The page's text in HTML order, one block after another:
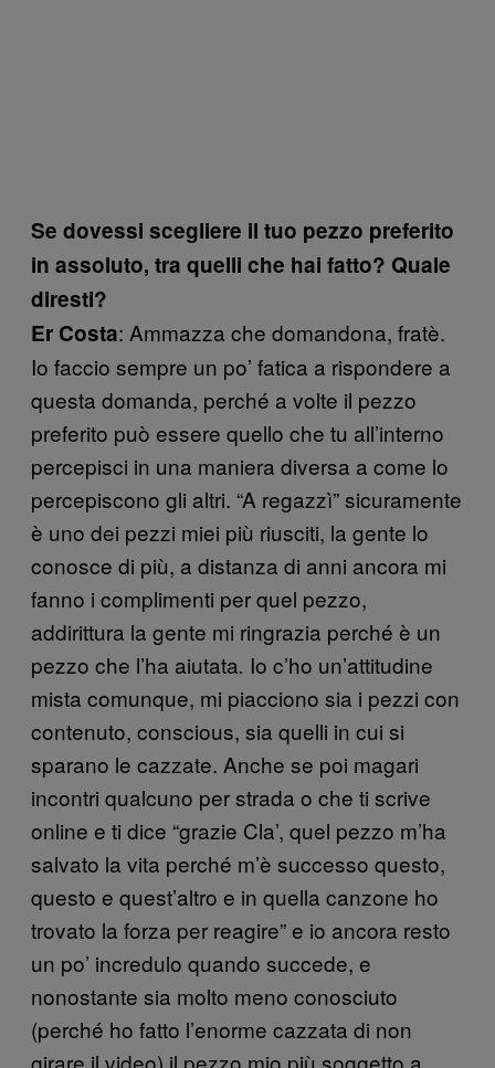
Se dovessi scegliere il tuo pezzo preferito
in assoluto, tra quelli che hai fatto? Quale
diresti?
Er Costa: Ammazza che domandona, fratè.
Io faccio sempre un po’ fatica a rispondere a
questa domanda, perché a volte il pezzo
preferito può essere quello che tu all’interno
percepisci in una maniera diversa a come lo
percepiscono gli altri. “A regazzì” sicuramente
è uno dei pezzi miei più riusciti, la gente lo
conosce di più, a distanza di anni ancora mi
fanno i complimenti per quel pezzo,
addirittura la gente mi ringrazia perché è un
pezzo che l’ha aiutata. Io c’ho un’attitudine
mista comunque, mi piacciono sia i pezzi con
contenuto, conscious, sia quelli in cui si
sparano le cazzate. Anche se poi magari
incontri qualcuno per strada o che ti scrive
online e ti dice “grazie Cla’, quel pezzo m’ha
salvato la vita perché m’è successo questo,
questo e quest’altro e in quella canzone ho
trovato la forza per reagire” e io ancora resto
un po’ incredulo quando succede, e
nonostante sia molto meno conosciuto
(perché ho fatto l’enorme cazzata di non